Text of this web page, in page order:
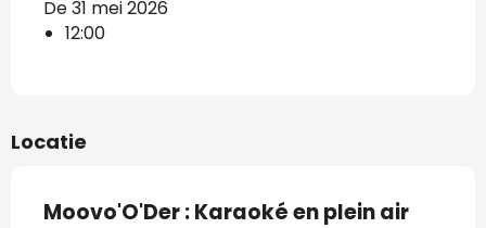
De 31 mei 2026
12:00
Locatie
Moovo'O'Der : Karaoké en plein air